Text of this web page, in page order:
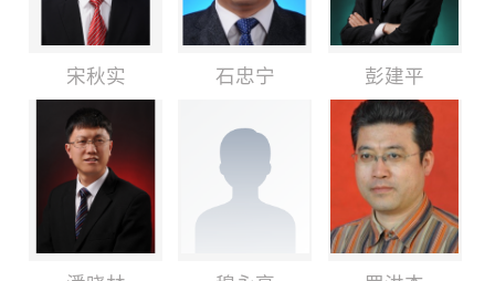
宋秋实 石忠宁 彭建平